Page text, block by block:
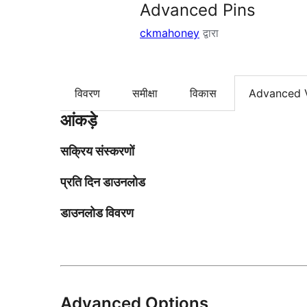
Advanced Pins
ckmahoney द्वारा
विवरण समीक्षा विकास Advanced
आंकड़े
सक्रिय संस्करणों
प्रति दिन डाउनलोड
डाउनलोड विवरण